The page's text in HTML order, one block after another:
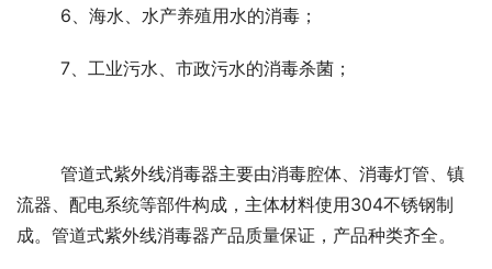
	6、海水、水产养殖用水的消毒；
	7、工业污水、市政污水的消毒杀菌；
流器、配电系统等部件构成，主体材料使用304不锈钢制
成。管道式紫外线消毒器产品质量保证，产品种类齐全。